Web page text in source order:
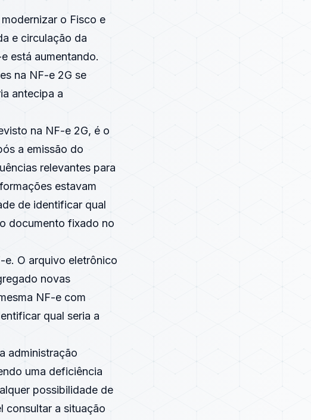
o Fisco e
e circulação da
está aumentando.
na NF-e 2G se
antecipa a
na NF-e 2G, é o
a emissão do
relevantes para
estavam
de identificar qual
documento fixado no
e. O arquivo eletrônico
novas
NF-e com
qual seria a
administração
uma deficiência
possibilidade de
consultar a situação